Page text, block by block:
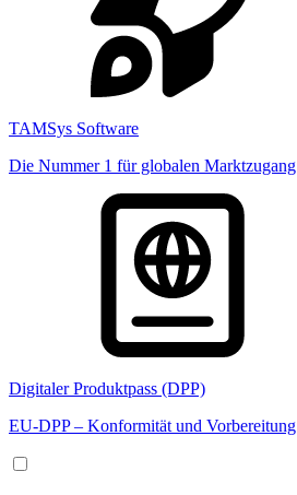
TAMSys Software
Die Nummer 1 für globalen Marktzugang
Digitaler Produktpass (DPP)
EU-DPP – Konformität und Vorbereitung